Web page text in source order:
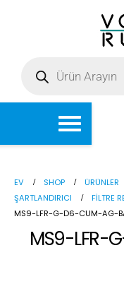
EV SHOP ÜRÜNLER
ŞARTLANDIRICI
FILTRE
MS9-LFR-G-D6-CUM-AG-
MS9-LFR-